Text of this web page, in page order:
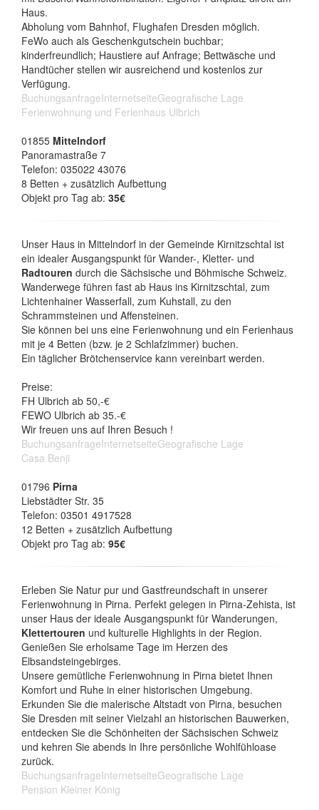
Haus.
Abholung vom Bahnhof, Flughafen Dresden möglich.
FeWo auch als Geschenkgutschein buchbar;
kinderfreundlich; Haustiere auf Anfrage; Bettwäsche und
Handtücher stellen wir ausreichend und kostenlos zur
Verfügung.
BuchungsanfrageInternetseiteGeografische Lage
Ferienwohnung und Ferienhaus Ulbrich
01855 Mittelndorf
Panoramastraße 7
Telefon: 035022 43076
8 Betten + zusätzlich Aufbettung
Objekt pro Tag ab: 35€
Unser Haus in Mittelndorf in der Gemeinde Kirnitzschtal ist
ein idealer Ausgangspunkt für Wander-, Kletter- und
Radtouren durch die Sächsische und Böhmische Schweiz.
Wanderwege führen fast ab Haus ins Kirnitzschtal, zum
Lichtenhainer Wasserfall, zum Kuhstall, zu den
Schrammsteinen und Affensteinen.
Sie können bei uns eine Ferienwohnung und ein Ferienhaus
mit je 4 Betten (bzw. je 2 Schlafzimmer) buchen.
Ein täglicher Brötchenservice kann vereinbart werden.
Preise:
FH Ulbrich ab 50,-€
FEWO Ulbrich ab 35.-€
Wir freuen uns auf Ihren Besuch !
BuchungsanfrageInternetseiteGeografische Lage
Casa Benji
01796 Pirna
Liebstädter Str. 35
Telefon: 03501 4917528
12 Betten + zusätzlich Aufbettung
Objekt pro Tag ab: 95€
Erleben Sie Natur pur und Gastfreundschaft in unserer
Ferienwohnung in Pirna. Perfekt gelegen in Pirna-Zehista, ist
unser Haus der ideale Ausgangspunkt für Wanderungen,
Klettertouren und kulturelle Highlights in der Region.
Genießen Sie erholsame Tage im Herzen des
Elbsandsteingebirges.
Unsere gemütliche Ferienwohnung in Pirna bietet Ihnen
Komfort und Ruhe in einer historischen Umgebung.
Erkunden Sie die malerische Altstadt von Pirna, besuchen
Sie Dresden mit seiner Vielzahl an historischen Bauwerken,
entdecken Sie die Schönheiten der Sächsischen Schweiz
und kehren Sie abends in Ihre persönliche Wohlfühloase
zurück.
BuchungsanfrageInternetseiteGeografische Lage
Pension Kleiner König